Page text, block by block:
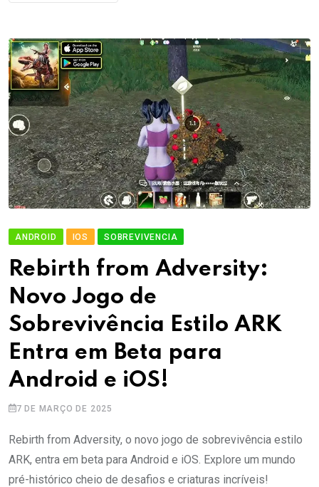
ANDROID IOS SOBREVIVENCIA
Rebirth from Adversity:
Novo Jogo de
Sobrevivência Estilo ARK
Entra em Beta para
Android e iOS!
7 DE MARÇO DE 2025
Rebirth from Adversity, o novo jogo de sobrevivência estilo
ARK, entra em beta para Android e iOS. Explore um mundo
pré-histórico cheio de desafios e criaturas incríveis!